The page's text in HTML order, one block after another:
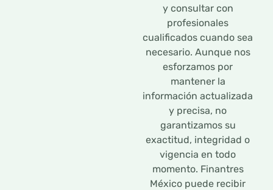
y consultar con
profesionales
cualificados cuando sea
necesario. Aunque nos
esforzamos por
mantener la
información actualizada
y precisa, no
garantizamos su
exactitud, integridad o
vigencia en todo
momento. Finantres
México puede recibir